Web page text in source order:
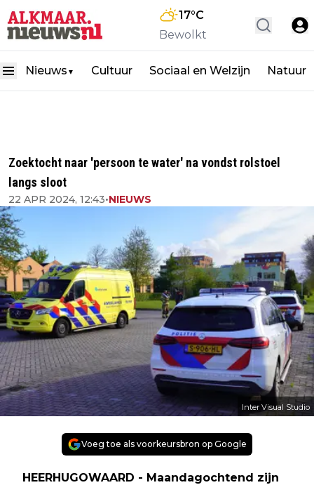
17°C
Bewolkt
Nieuws ▼ Cultuur Sociaal en Welzijn Natuur
Zoektocht naar 'persoon te water' na vondst rolstoel
langs sloot
22 APR 2024, 12:43•NIEUWS
Inter Visual Studio
Voeg toe als voorkeursbron op Google
HEERHUGOWAARD - Maandagochtend zijn